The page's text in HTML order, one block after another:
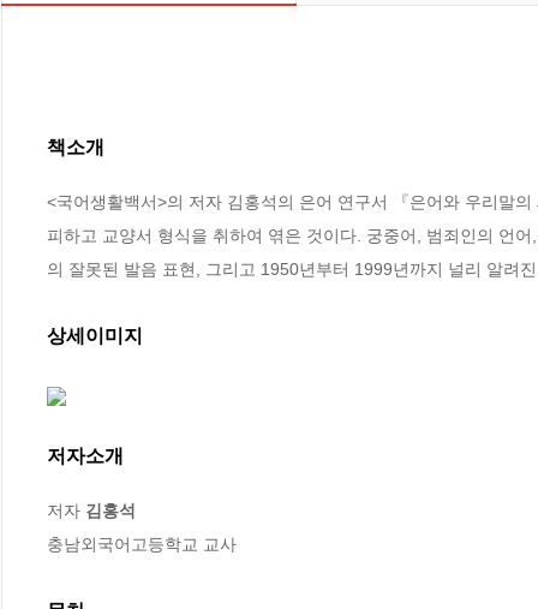
책소개
<국어생활백서>의 저자 김홍석의 은어 연구서 『은어와 우리말
피하고 교양서 형식을 취하여 엮은 것이다. 궁중어, 범죄인의 언
의 잘못된 발음 표현, 그리고 1950년부터 1999년까지 널리 알려
상세이미지
저자소개
저자 김홍석
충남외국어고등학교 교사